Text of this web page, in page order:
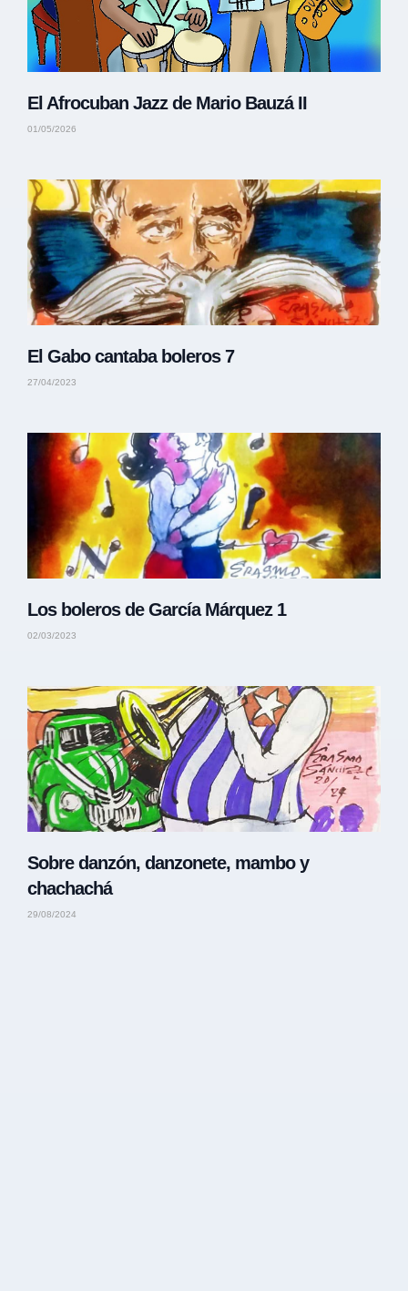
El Afrocuban Jazz de Mario Bauzá II
01/05/2026
El Gabo cantaba boleros 7
27/04/2023
Los boleros de García Márquez 1
02/03/2023
Sobre danzón, danzonete, mambo y
chachachá
29/08/2024